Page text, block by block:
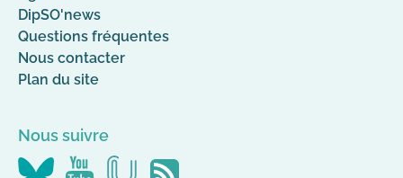
DipSO'news
Questions fréquentes
Nous contacter
Plan du site
Nous suivre
Nous Nous Nous Flus